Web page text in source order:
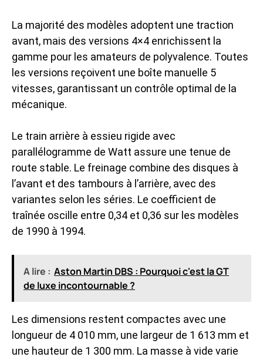
La majorité des modèles adoptent une traction
avant, mais des versions 4×4 enrichissent la
gamme pour les amateurs de polyvalence. Toutes
les versions reçoivent une boîte manuelle 5
vitesses, garantissant un contrôle optimal de la
mécanique.
Le train arrière à essieu rigide avec
parallélogramme de Watt assure une tenue de
route stable. Le freinage combine des disques à
l’avant et des tambours à l’arrière, avec des
variantes selon les séries. Le coefficient de
traînée oscille entre 0,34 et 0,36 sur les modèles
de 1990 à 1994.
A lire : Aston Martin DBS : Pourquoi c'est la GT
de luxe incontournable ?
Les dimensions restent compactes avec une
longueur de 4 010 mm, une largeur de 1 613 mm et
une hauteur de 1 300 mm. La masse à vide varie